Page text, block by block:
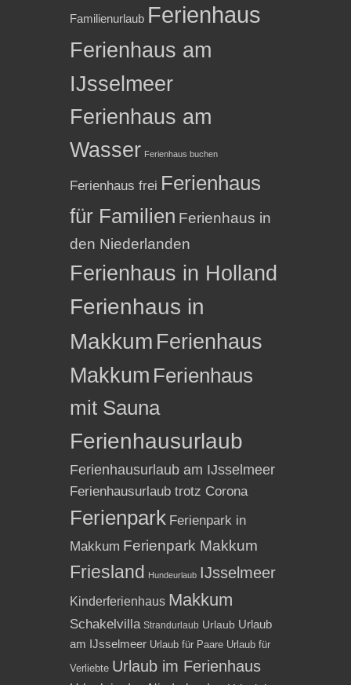
Familienurlaub Ferienhaus
Ferienhaus am
IJsselmeer
Ferienhaus am
Wasser Ferienhaus buchen
Ferienhaus frei Ferienhaus
für Familien Ferienhaus in
den Niederlanden
Ferienhaus in Holland
Ferienhaus in
Makkum Ferienhaus
Makkum Ferienhaus
mit Sauna
Ferienhausurlaub
Ferienhausurlaub am IJsselmeer
Ferienhausurlaub trotz Corona
Ferienpark Ferienpark in
Makkum Ferienpark Makkum
Friesland Hundeurlaub IJsselmeer
Kinderferienhaus Makkum
Schakelvilla Strandurlaub Urlaub Urlaub
am IJsselmeer Urlaub für Paare Urlaub für
Verliebte Urlaub im Ferienhaus